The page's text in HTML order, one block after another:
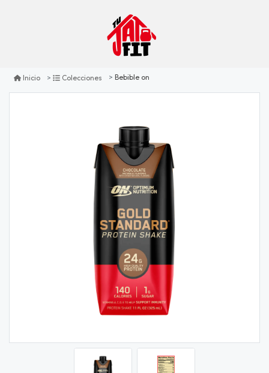
Inicio Colecciones Bebible on